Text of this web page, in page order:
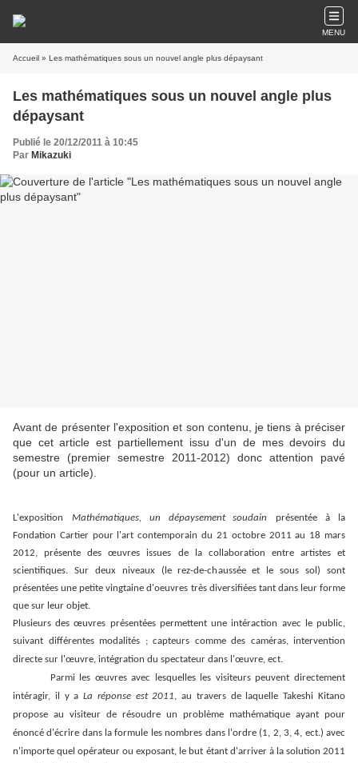
MENU
Accueil » Les mathématiques sous un nouvel angle plus dépaysant
Les mathématiques sous un nouvel angle plus
dépaysant
Publié le 20/12/2011 à 10:45
Par Mikazuki
Avant de présenter l'exposition et son contenu, je tiens à préciser
que cet article est partiellement issu d'un de mes devoirs du
semestre (premier semestre 2011-2012) donc attention pavé
(pour un article).
L'exposition Mathématiques, un dépaysement soudain
présentée à la
Fondation Cartier pour l'art contemporain du 21 octobre 2011 au 18 mars
2012, présente des œuvres issues de la collaboration entre artistes et
scientifiques. Sur deux niveaux (le rez-de-chaussée et le sous sol) sont
présentées une petite vingtaine d'oeuvres très diversifiées tant dans leur forme
que sur leur objet.
Plusieurs des œuvres présentées permettent une intéraction avec le public,
suivant différentes modalités ; capteurs comme des caméras, intervention
directe sur l'œuvre, intégration du spectateur dans l'œuvre, ect.
Parmi les œuvres avec lesquelles les visiteurs peuvent directement
intéragir, il y a La réponse est 2011, au travers de laquelle Takeshi Kitano
propose au visiteur de résoudre un problème mathématique ayant pour
énoncé d'écrire dans la formule les nombres dans l'ordre (1, 2, 3, 4, ect.) avec
n'importe quel opérateur ou exposant, le but étant d'arriver à la solution 2011